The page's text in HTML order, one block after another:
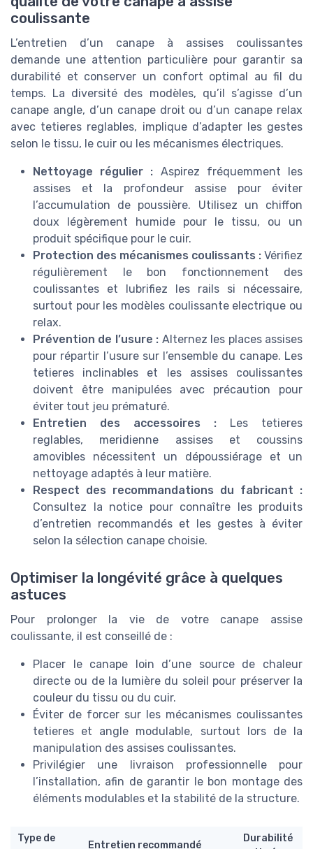
coulissante
L’entretien d’un canape à assises coulissantes
demande une attention particulière pour garantir sa
durabilité et conserver un confort optimal au fil du
temps. La diversité des modèles, qu’il s’agisse d’un
canape angle, d’un canape droit ou d’un canape relax
avec tetieres reglables, implique d’adapter les gestes
selon le tissu, le cuir ou les mécanismes électriques.
Nettoyage régulier : Aspirez fréquemment les
assises et la profondeur assise pour éviter
l’accumulation de poussière. Utilisez un chiffon
doux légèrement humide pour le tissu, ou un
produit spécifique pour le cuir.
Protection des mécanismes coulissants : Vérifiez
régulièrement le bon fonctionnement des
coulissantes et lubrifiez les rails si nécessaire,
surtout pour les modèles coulissante electrique ou
relax.
Prévention de l’usure : Alternez les places assises
pour répartir l’usure sur l’ensemble du canape. Les
tetieres inclinables et les assises coulissantes
doivent être manipulées avec précaution pour
éviter tout jeu prématuré.
Entretien des accessoires : Les tetieres
reglables, meridienne assises et coussins
amovibles nécessitent un dépoussiérage et un
nettoyage adaptés à leur matière.
Respect des recommandations du fabricant :
Consultez la notice pour connaître les produits
d’entretien recommandés et les gestes à éviter
selon la sélection canape choisie.
Optimiser la longévité grâce à quelques
astuces
Pour prolonger la vie de votre canape assise
coulissante, il est conseillé de :
Placer le canape loin d’une source de chaleur
directe ou de la lumière du soleil pour préserver la
couleur du tissu ou du cuir.
Éviter de forcer sur les mécanismes coulissantes
tetieres et angle modulable, surtout lors de la
manipulation des assises coulissantes.
Privilégier une livraison professionnelle pour
l’installation, afin de garantir le bon montage des
éléments modulables et la stabilité de la structure.
Type de
Entretien recommandé
Durabilité